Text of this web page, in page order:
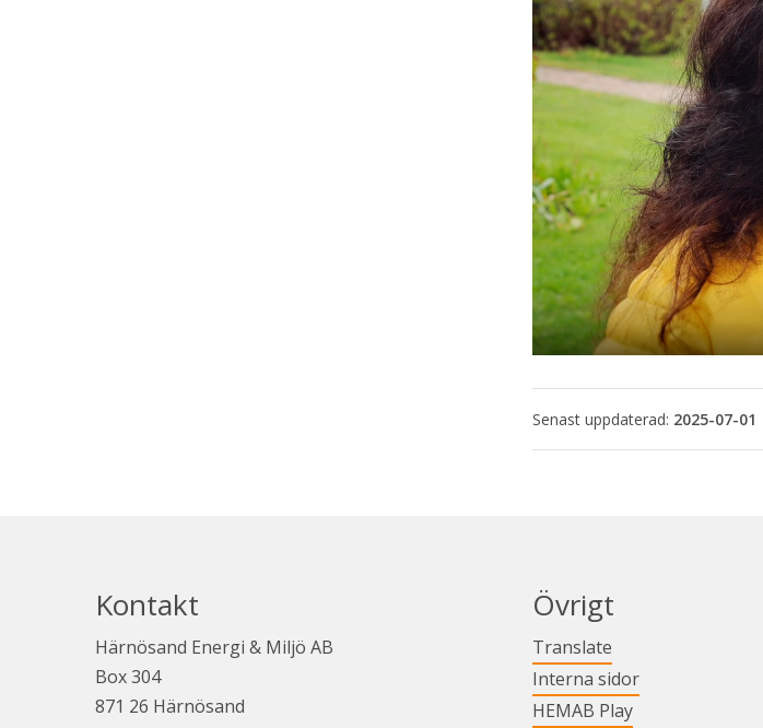
Senast uppdaterad: 2025-07-01
Kontakt
Härnösand Energi & Miljö AB
Box 304
871 26 Härnösand
Övrigt
Translate
Interna sidorLänk till annan
HEMAB PlayLänk till annan